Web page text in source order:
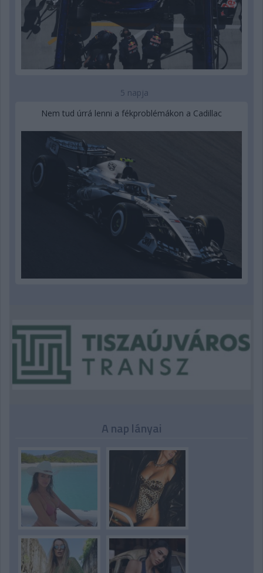
5 napja
Nem tud úrrá lenni a fékproblémákon a Cadillac
A nap lányai